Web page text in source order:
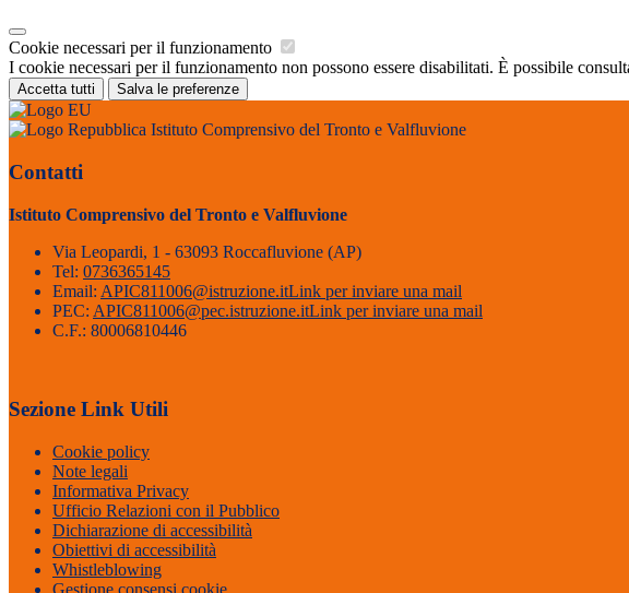
Cookie necessari per il funzionamento
I cookie necessari per il funzionamento non possono essere disabilitati. È possibile
Accetta tutti Salva le preferenze
Istituto Comprensivo del Tronto e Valfluvione
Contatti
Istituto Comprensivo del Tronto e Valfluvione
Via Leopardi, 1 - 63093 Roccafluvione (AP)
Tel: 0736365145
Email: APIC811006@istruzione.itLink per inviare una mail
PEC: APIC811006@pec.istruzione.itLink per inviare una mail
C.F.: 80006810446
Sezione Link Utili
Cookie policy
Note legali
Informativa Privacy
Ufficio Relazioni con il Pubblico
Dichiarazione di accessibilità
Obiettivi di accessibilità
Whistleblowing
Gestione consensi cookie